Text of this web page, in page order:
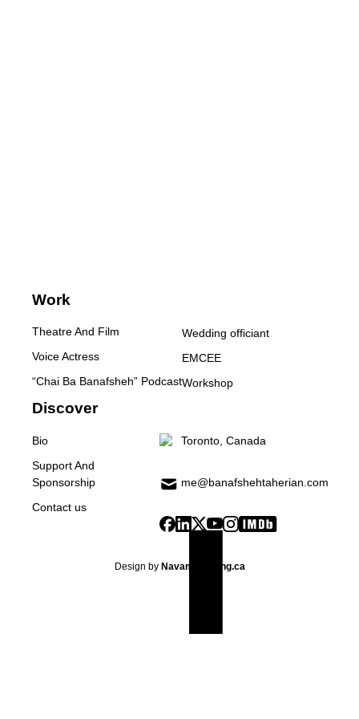
Work
Theatre And Film
Voice Actress
“Chai Ba Banafsheh” Podcast
Wedding officiant
EMCEE
Workshop
Discover
Bio
Support And
Sponsorship
Contact us
Toronto, Canada
me@banafshehtaherian.com
Design by Navamarketing.ca